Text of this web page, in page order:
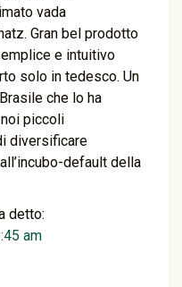
vada
Gran bel prodotto
e intuitivo
solo in tedesco. Un
che lo ha
piccoli
diversificare
default della
detto:
am